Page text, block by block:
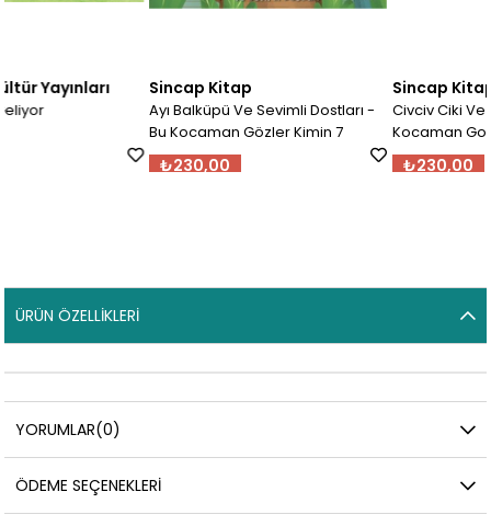
Sincap Kitap
Ayı Balküpü Ve Sevimli Dostları -
Bu Kocaman Gözler Kimin 7
Civciv Ciki Ve Sevimli Dostları-
Kocaman Gozl
ÜRÜN ÖZELLIKLERI
YORUMLAR(0)
ÖDEME SEÇENEKLERI